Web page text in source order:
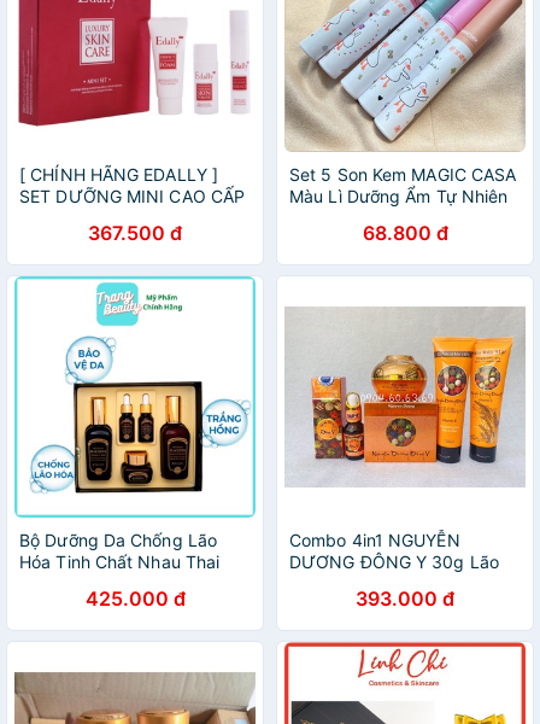
[ CHÍNH HÃNG EDALLY ]
SET DƯỠNG MINI CAO CẤP
EDALLY EX LUXURY SKIN
CARE MINI
367.500 đ
Set 5 Son Kem MAGIC CASA
Màu Lì Dưỡng Ẩm Tự Nhiên
Chú Vịt - shop8868
68.800 đ
Bộ Dưỡng Da Chống Lão
Hóa Tinh Chất Nhau Thai
PLACENTA SKIN CARE 3-
SET
425.000 đ
Combo 4in1 NGUYỄN
DƯƠNG ĐÔNG Y 30g Lão
393.000 đ